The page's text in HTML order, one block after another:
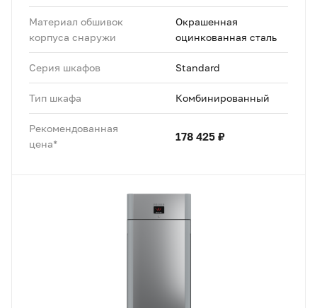
Материал обшивок
корпуса снаружи
Окрашенная
оцинкованная сталь
Серия шкафов Standard
Тип шкафа Комбинированный
Рекомендованная
цена*
178 425 ₽